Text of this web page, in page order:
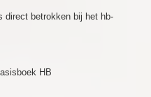
direct betrokken bij het hb-
HB